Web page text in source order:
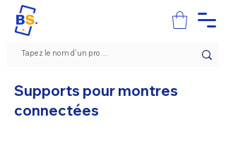
Supports pour montres
connectées